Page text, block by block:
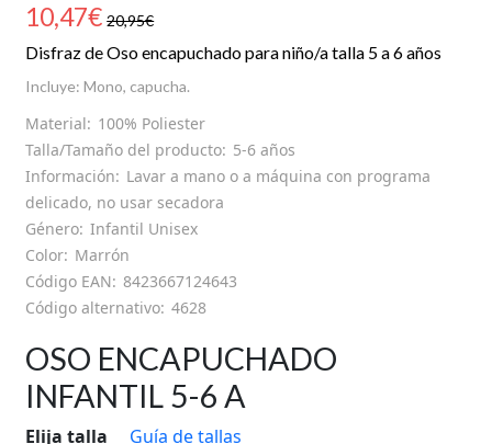
OUTLET
HORARIO DE TIENDA
GUÍA DE TALLAS
SOBRE NOSOTROS
MI CUENTA
10,47€ 20,95€
Disfraz de Oso encapuchado para niño/a talla 5 a 6 años
Incluye: Mono, capucha.
Material: 100% Poliester
Talla/Tamaño del producto: 5-6 años
Información: Lavar a mano o a máquina con programa
delicado, no usar secadora
Género: Infantil Unisex
Color: Marrón
Código EAN: 8423667124643
Código alternativo: 4628
OSO ENCAPUCHADO
INFANTIL 5-6 A
Elija talla Guía de tallas